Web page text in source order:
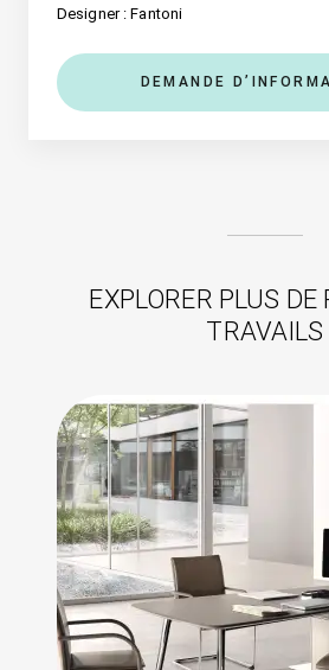
Designer : Fantoni
DEMANDE
EXPLORER PLUS DE
TRAVAILS